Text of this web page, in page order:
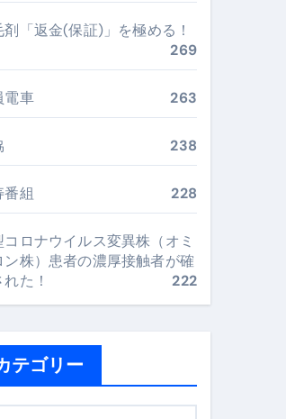
出す快眠ガイド
る選び方＆続け方ガイド
体験
い
方
で食べるコツ
剤「返金(保証)」を極める！
269
電車 263
238
番組 228
コロナウイルス変異株（オミ
ン株）患者の濃厚接触者が確
た！
222
テゴリー